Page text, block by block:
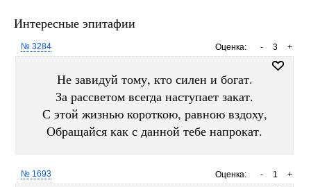
Интересные эпитафии
Оценка: +
3
-
№ 3284
Не завидуй тому, кто силен и богат.
За рассветом всегда наступает закат.
С этой жизнью короткою, равною вздоху,
Обращайся как с данной тебе напрокат.
Оценка: +
1
-
№ 1693